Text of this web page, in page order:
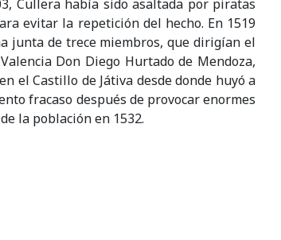
Cullera había sido asaltada por piratas
evitar la repetición del hecho. En 1519
junta de trece miembros, que dirigían el
Don Diego Hurtado de Mendoza,
el Castillo de Játiva desde donde huyó a
fracaso después de provocar enormes
la población en 1532.